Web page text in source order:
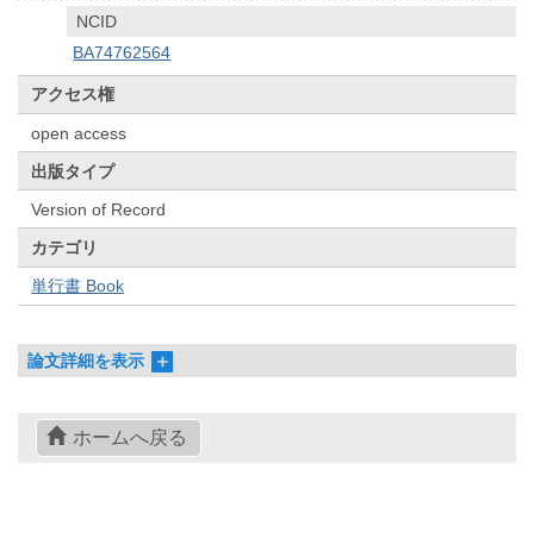
NCID
BA74762564
アクセス権
open access
出版タイプ
Version of Record
カテゴリ
単行書 Book
論文詳細を表示
ホームへ戻る